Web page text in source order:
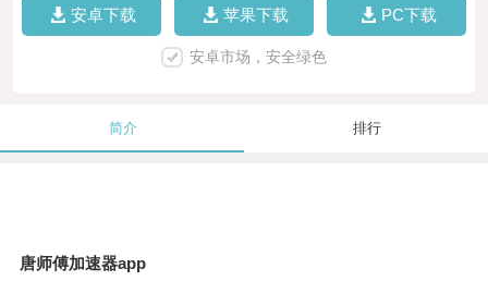
安卓下载 苹果下载 PC下载
安卓市场，安全绿色
简介 排行
唐师傅加速器app